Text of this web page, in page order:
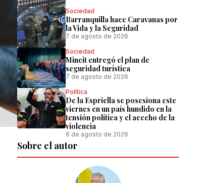
Sociedad
Barranquilla hace Caravanas por
la Vida y la Seguridad
7 de agosto de 2026
Sociedad
Mincit entregó el plan de
seguridad turística
7 de agosto de 2026
Política
De la Espriella se posesiona este
viernes en un país hundido en la
tensión política y el acecho de la
violencia
6 de agosto de 2026
Sobre el autor